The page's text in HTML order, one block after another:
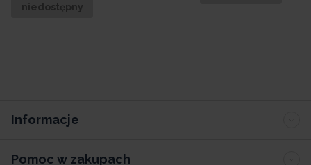
niedostępny
Informacje
Pomoc w zakupach